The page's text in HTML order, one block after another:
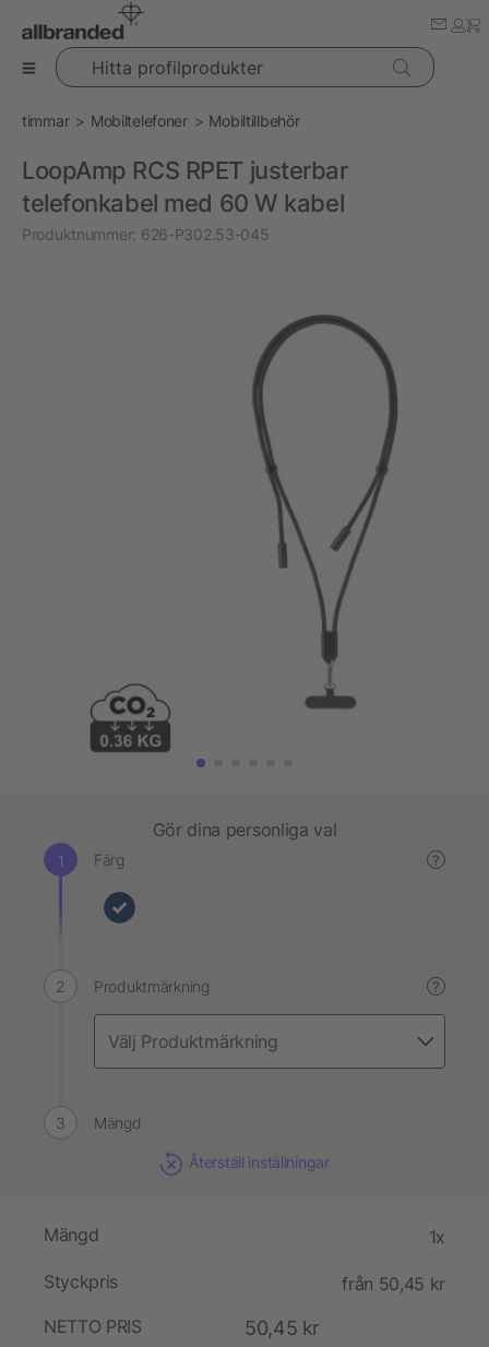
Hitta profilprodukter
timmar Mobiltelefoner Mobiltillbehör
LoopAmp RCS RPET justerbar
telefonkabel med 60 W kabel
Produktnummer: 626-P302.53-045
Gör dina personliga val
Färg ?
Produktmärkning ?
Mängd
Återställ inställningar
Mängd 1x
Styckpris
från 50,45 kr
NETTO PRIS
50,45 kr